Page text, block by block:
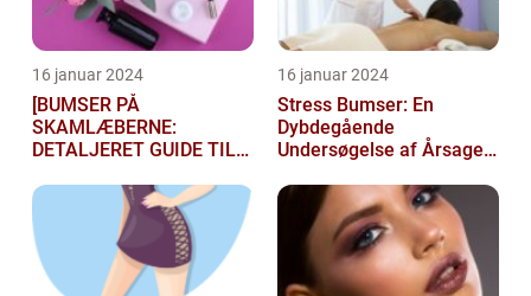
16 januar 2024
[BUMSER PÅ
SKAMLÆBERNE:
DETALJERET GUIDE TIL
BEHANDLING]
16 januar 2024
Stress Bumser: En
Dybdegående
Undersøgelse af Årsager,
Forebyggelse